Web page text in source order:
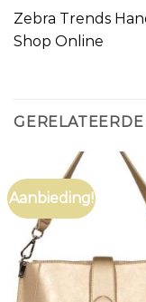
Zebra Trends
Shop Online
Aanbieding!